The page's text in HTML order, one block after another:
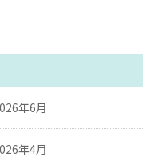
年6月
年4月